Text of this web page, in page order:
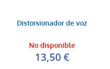
Distorsionador de voz
No disponible
13,50 €